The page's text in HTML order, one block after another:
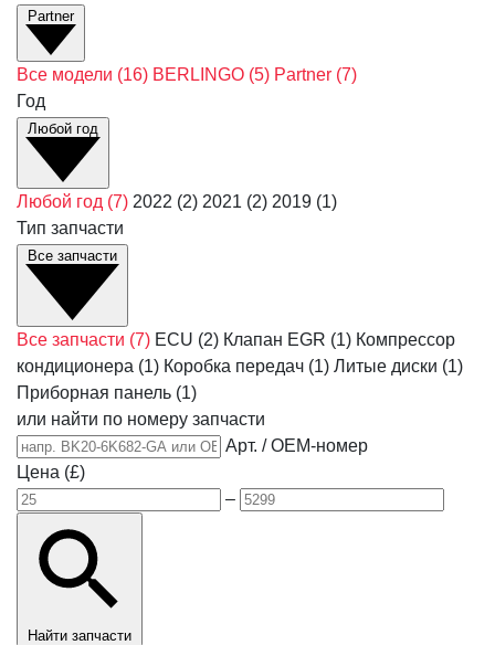
Partner
Все модели (16) BERLINGO (5) Partner (7)
Год
Любой год
Любой год (7) 2022 (2) 2021 (2) 2019 (1)
Тип запчасти
Все запчасти
Все запчасти (7) ECU (2) Клапан EGR (1) Компрессор
кондиционера (1) Коробка передач (1) Литые диски (1)
Приборная панель (1)
или найти по номеру запчасти
Арт. / OEM-номер
Цена (£)
–
Найти запчасти